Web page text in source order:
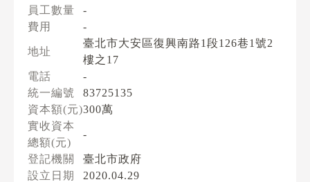
員工數量
-
費用
-
地址
臺北市大安區復興南路1段126巷1號2
樓之17
電話
-
統一編號
83725135
資本額(元)300萬
實收資本
總額(元)
-
登記機關
臺北市政府
設立日期
2020.04.29